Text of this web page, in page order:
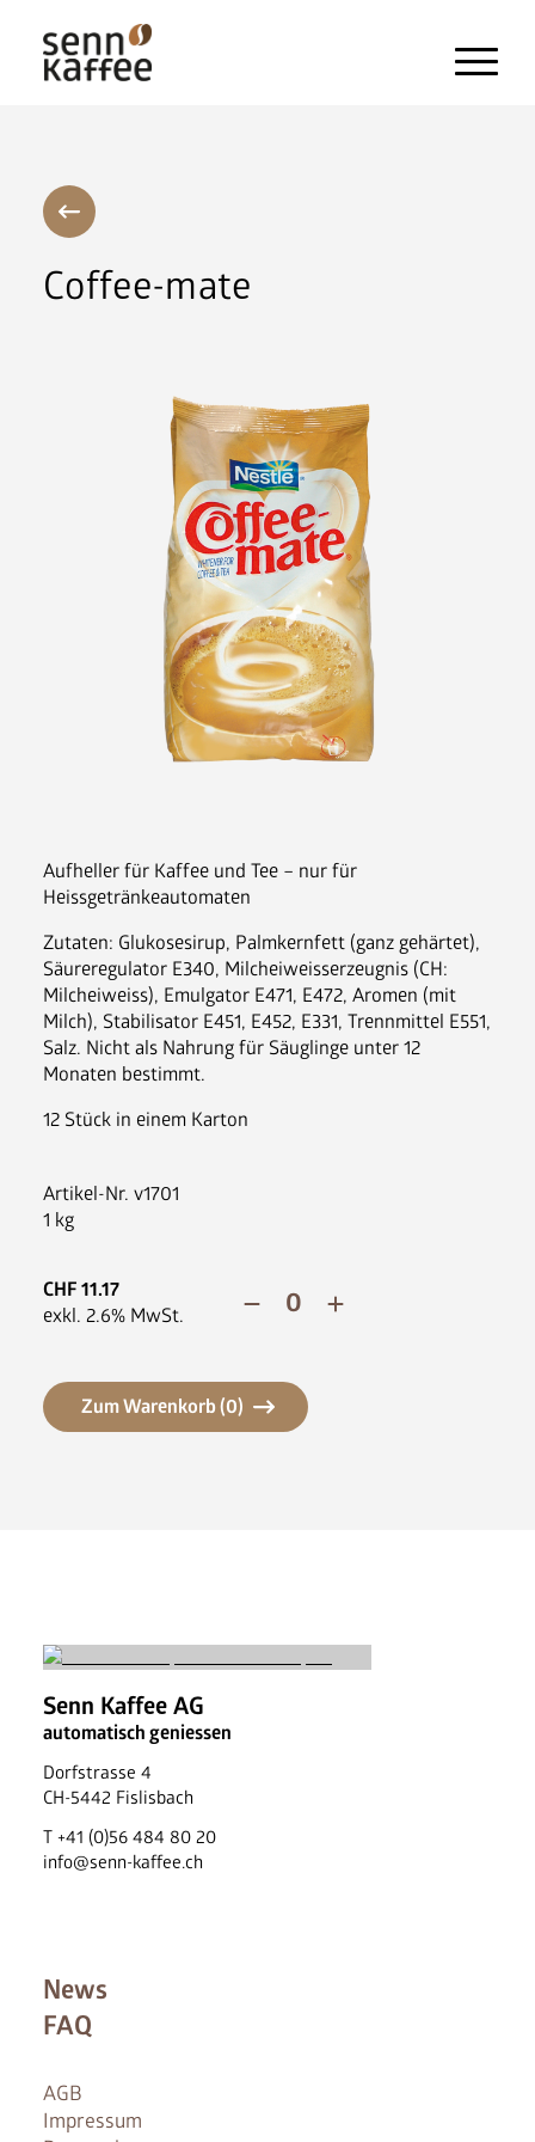
Zahlungssysteme
Pflegeprodukte & Zubehör
Maschinen
Nespresso Pads
Bohnenkaffee
Instantgenuss
Tee
Aufheller, Zucker & Co
Nespresso Pads
Ansprechpartner
Jobs
Coffee-mate
Aufheller für Kaffee und Tee – nur für
Heissgetränkeautomaten
Zutaten: Glukosesirup, Palmkernfett (ganz gehärtet),
Säureregulator E340, Milcheiweisserzeugnis (CH:
Milcheiweiss), Emulgator E471, E472, Aromen (mit
Milch), Stabilisator E451, E452, E331, Trennmittel E551,
Salz. Nicht als Nahrung für Säuglinge unter 12
Monaten bestimmt.
12 Stück in einem Karton
Artikel-Nr. v1701
1 kg
CHF 11.17
exkl. 2.6% MwSt.
Zum Warenkorb (0)
News
FAQ
AGB
Impressum
Senn Kaffee AG
automatisch geniessen
Dorfstrasse 4
CH-5442 Fislisbach
T +41 (0)56 484 80 20
info@senn-kaffee.ch